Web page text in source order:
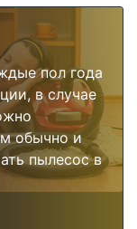
пол года
в случае
обычно и
пылесос в